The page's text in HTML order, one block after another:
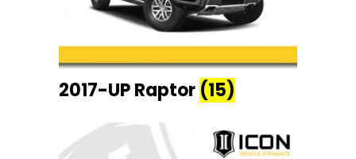
2017-UP Raptor (15)